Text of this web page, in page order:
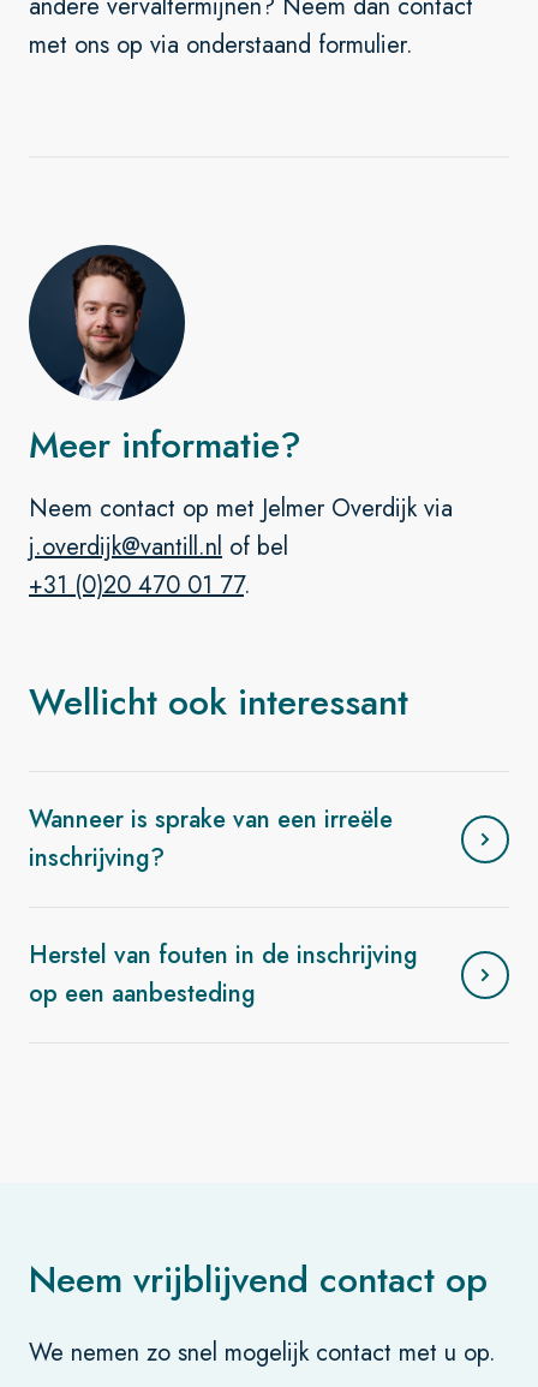
met ons op via onderstaand formulier.
Meer informatie?
Neem contact op met Jelmer Overdijk via
j.overdijk@vantill.nl of bel
+31 (0)20 470 01 77.
Wellicht ook interessant
Wanneer is sprake van een irreële
inschrijving?
Herstel van fouten in de inschrijving
op een aanbesteding
Neem vrijblijvend contact op
We nemen zo snel mogelijk contact met u op.